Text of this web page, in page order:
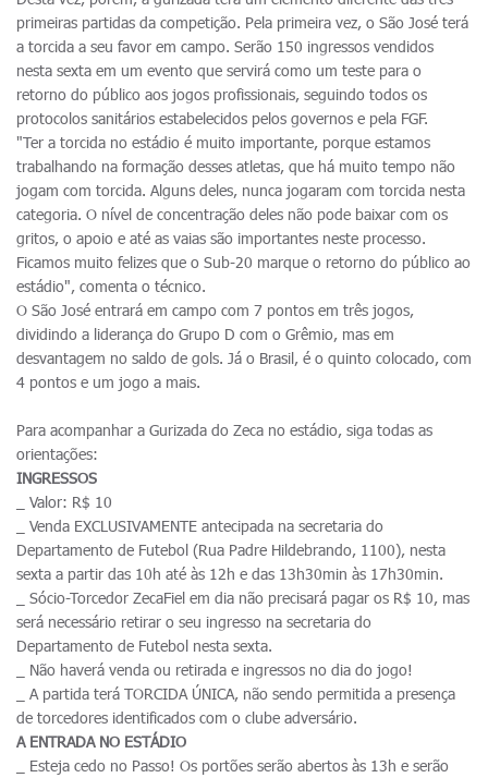
primeiras partidas da competição. Pela primeira vez, o São José terá
a torcida a seu favor em campo. Serão 150 ingressos vendidos
nesta sexta em um evento que servirá como um teste para o
retorno do público aos jogos profissionais, seguindo todos os
protocolos sanitários estabelecidos pelos governos e pela FGF.
"Ter a torcida no estádio é muito importante, porque estamos
trabalhando na formação desses atletas, que há muito tempo não
jogam com torcida. Alguns deles, nunca jogaram com torcida nesta
categoria. O nível de concentração deles não pode baixar com os
gritos, o apoio e até as vaias são importantes neste processo.
Ficamos muito felizes que o Sub-20 marque o retorno do público ao
estádio", comenta o técnico.
O São José entrará em campo com 7 pontos em três jogos,
dividindo a liderança do Grupo D com o Grêmio, mas em
desvantagem no saldo de gols. Já o Brasil, é o quinto colocado, com
4 pontos e um jogo a mais.
Para acompanhar a Gurizada do Zeca no estádio, siga todas as
orientações:
INGRESSOS
_ Valor: R$ 10
_ Venda EXCLUSIVAMENTE antecipada na secretaria do
Departamento de Futebol (Rua Padre Hildebrando, 1100), nesta
sexta a partir das 10h até às 12h e das 13h30min às 17h30min.
_ Sócio-Torcedor ZecaFiel em dia não precisará pagar os R$ 10, mas
será necessário retirar o seu ingresso na secretaria do
Departamento de Futebol nesta sexta.
_ Não haverá venda ou retirada e ingressos no dia do jogo!
_ A partida terá TORCIDA ÚNICA, não sendo permitida a presença
de torcedores identificados com o clube adversário.
A ENTRADA NO ESTÁDIO
_ Esteja cedo no Passo! Os portões serão abertos às 13h e serão